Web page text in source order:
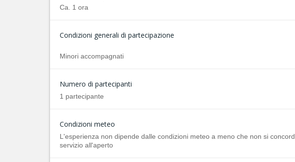
Ca. 1 ora
Condizioni generali di partecipazione
Minori accompagnati
Numero di partecipanti
1 partecipante
Condizioni meteo
L'esperienza non dipende dalle condizioni meteo a meno che non si
servizio all'aperto